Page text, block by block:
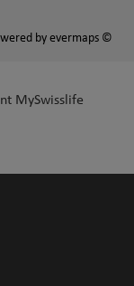
by evermaps ©
MySwisslife